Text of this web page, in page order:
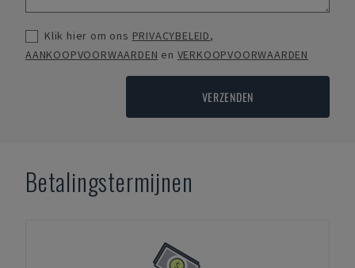
Klik hier om ons PRIVACYBELEID,
AANKOOPVOORWAARDEN en VERKOOPVOORWAARDEN
VERZENDEN
Betalingstermijnen